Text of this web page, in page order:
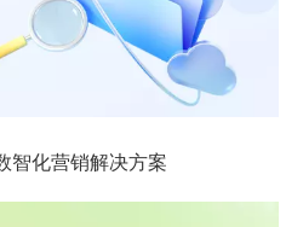
智化营销解决方案